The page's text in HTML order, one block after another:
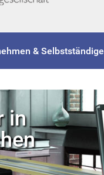
& Selbstständige
in